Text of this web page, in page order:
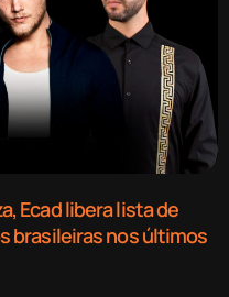
Ecad libera lista de
brasileiras nos últimos